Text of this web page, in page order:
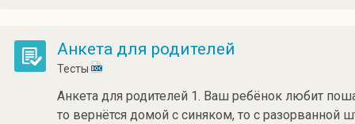
Анкета для родителей
Тесты
Анкета для родителей 1. Ваш ребёнок любит
то вернётся домой с синяком, то с разорванной